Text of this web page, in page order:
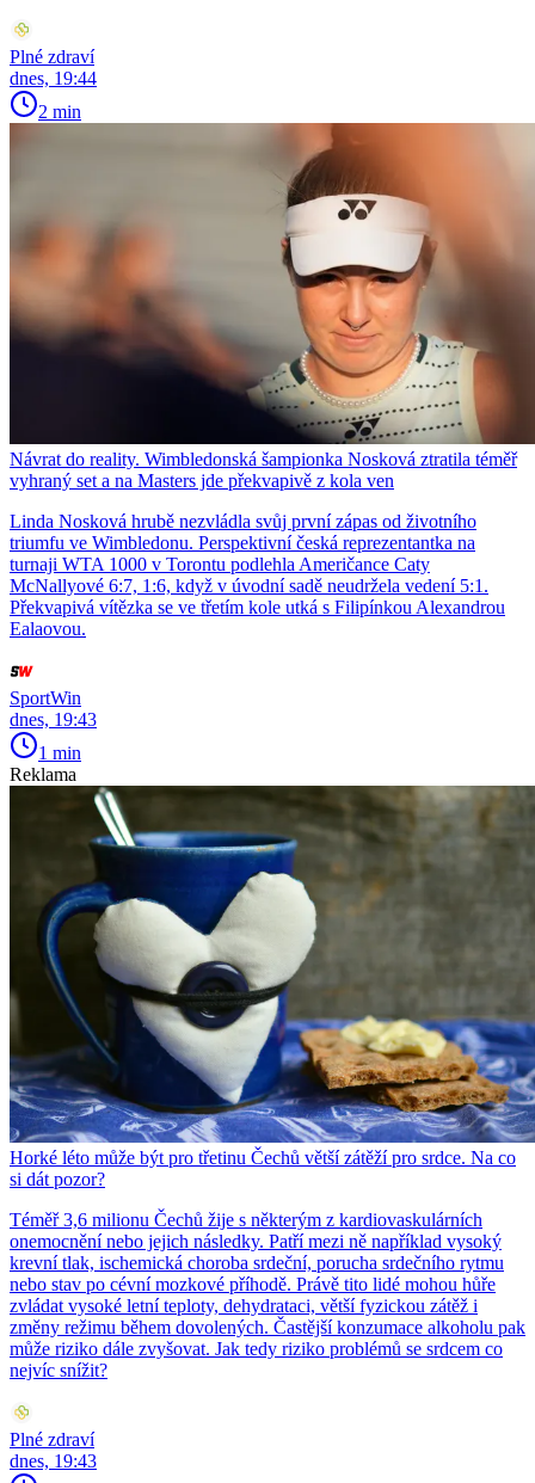
Plné zdraví
dnes, 19:44
2 min
Návrat do reality. Wimbledonská šampionka Nosková ztratila téměř
vyhraný set a na Masters jde překvapivě z kola ven
Linda Nosková hrubě nezvládla svůj první zápas od životního
triumfu ve Wimbledonu. Perspektivní česká reprezentantka na
turnaji WTA 1000 v Torontu podlehla Američance Caty
McNallyové 6:7, 1:6, když v úvodní sadě neudržela vedení 5:1.
Překvapivá vítězka se ve třetím kole utká s Filipínkou Alexandrou
Ealaovou.
SportWin
dnes, 19:43
1 min
Reklama
Horké léto může být pro třetinu Čechů větší zátěží pro srdce. Na co
si dát pozor?
Téměř 3,6 milionu Čechů žije s některým z kardiovaskulárních
onemocnění nebo jejich následky. Patří mezi ně například vysoký
krevní tlak, ischemická choroba srdeční, porucha srdečního rytmu
nebo stav po cévní mozkové příhodě. Právě tito lidé mohou hůře
zvládat vysoké letní teploty, dehydrataci, větší fyzickou zátěž i
změny režimu během dovolených. Častější konzumace alkoholu pak
může riziko dále zvyšovat. Jak tedy riziko problémů se srdcem co
nejvíc snížit?
Plné zdraví
dnes, 19:43